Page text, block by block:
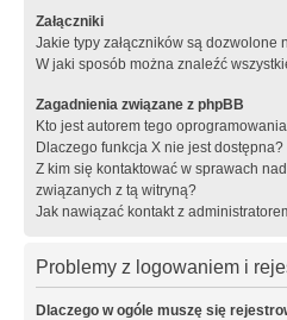
Załączniki
Jakie typy załączników są dozwolone
W jaki sposób można znaleźć
Zagadnienia związane z phpBB
Kto jest autorem tego
Dlaczego funkcja X nie jest dostępna?
Z kim się kontaktować w sprawach
związanych z tą witryną?
Jak nawiązać kontakt z
Problemy z logowaniem i
Dlaczego w ogóle muszę się